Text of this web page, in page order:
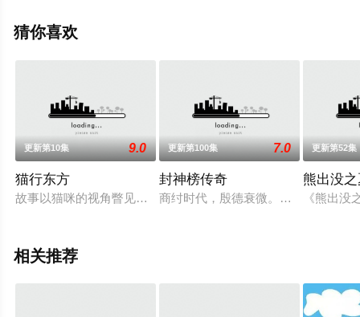
或剧情网等平台了解。
猜你喜欢
更新第10集 9.0
猫行东方
故事以猫咪的视角瞥见激烈的战场、历史的一瞬、动人的亲情
更新第100集 7.0
封神榜传奇
商纣时代，殷德衰微。子受辛荒淫无
更新第52集
熊出没
《熊出
相关推荐